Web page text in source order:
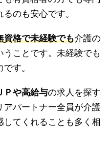
のも安心です。
資格で未経験でも介護の
ことです。未経験でも
す。
Ｐや高給与の求人を探す
アパートナー全員が介護
てくれることも多く相